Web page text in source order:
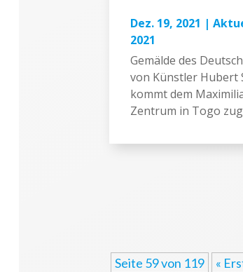
Dez. 19, 2021 |
2021
Gemälde des
von Künstler Hubert
kommt dem
Zentrum in Togo
Seite 59 von 119 «